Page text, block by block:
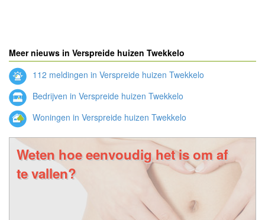
Meer nieuws in Verspreide huizen Twekkelo
112 meldingen in Verspreide huizen Twekkelo
Bedrijven in Verspreide huizen Twekkelo
Woningen in Verspreide huizen Twekkelo
Weten hoe eenvoudig het is om af
te vallen?